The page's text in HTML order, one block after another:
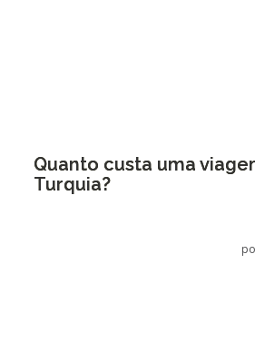
Quanto custa uma
Turquia?